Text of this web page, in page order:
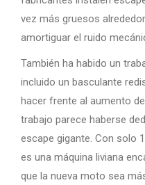
vez más gruesos
amortiguar el ruido
También ha habido un
incluido un basculante
hacer frente al aumento
trabajo parece haberse
escape gigante. Con solo
es una máquina liviana
que la nueva moto sea